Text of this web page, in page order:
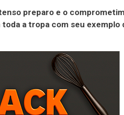
preparo e o
a tropa com seu exemplo